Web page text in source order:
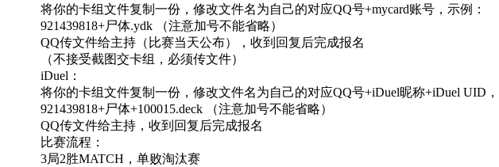
将你的卡组文件复制一份，修改文件名为自己的对应QQ号+mycard账号，示例：
921439818+尸体.ydk （注意加号不能省略）
QQ传文件给主持（比赛当天公布），收到回复后完成报名
（不接受截图交卡组，必须传文件）
iDuel：
将你的卡组文件复制一份，修改文件名为自己的对应QQ号+iDuel昵称+iDuel UID，
921439818+尸体+100015.deck （注意加号不能省略）
QQ传文件给主持，收到回复后完成报名
比赛流程：
3局2胜MATCH，单败淘汰赛